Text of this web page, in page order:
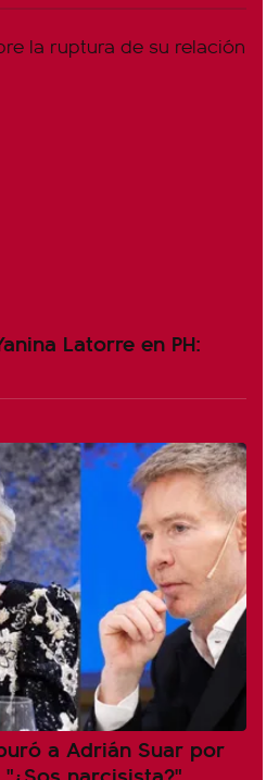
Latorre en PH:
a Adrián Suar por